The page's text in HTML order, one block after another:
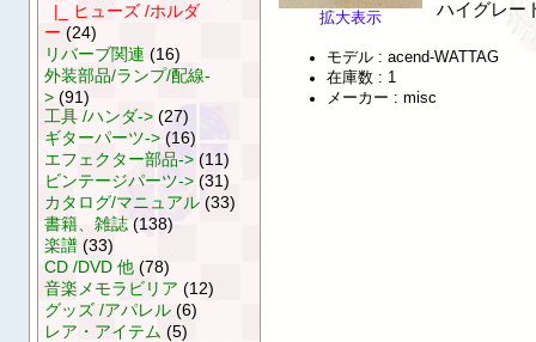
|_ ヒューズ /ホルダ
ー (24)
リバーブ関連 (16)
外装部品/ランプ/配線-
> (91)
工具 /ハンダ-> (27)
ギターパーツ-> (16)
エフェクター部品-> (11)
ビンテージパーツ-> (31)
カタログ/マニュアル (33)
書籍、雑誌 (138)
楽譜 (33)
CD /DVD 他 (78)
音楽メモラビリア (12)
グッズ /アパレル (6)
レア・アイテム (5)
拡大表示
ハイグレー
モデル : acend-WATTAG
在庫数 : 1
メーカー : misc